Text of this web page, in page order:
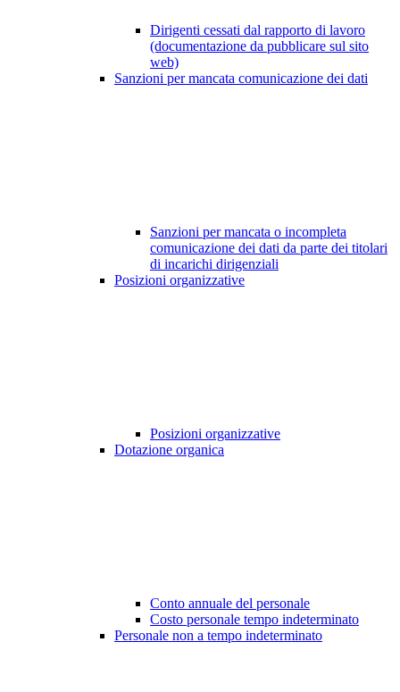
Dirigenti cessati dal rapporto di lavoro
(documentazione da pubblicare sul sito
web)
Sanzioni per mancata comunicazione dei dati
Sanzioni per mancata o incompleta
comunicazione dei dati da parte dei titolari
di incarichi dirigenziali
Posizioni organizzative
Posizioni organizzative
Dotazione organica
Conto annuale del personale
Costo personale tempo indeterminato
Personale non a tempo indeterminato